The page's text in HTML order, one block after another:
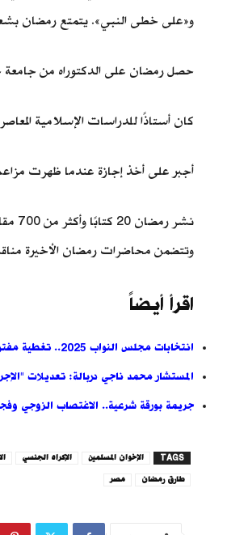
و«على خطى النبي». يتمتع رمضان
حصل رمضان على الدكتوراه من
كان أستاذًا للدراسات الإسلامية المعاصرة في جامعة «أكسفورد»
أجبر على أخذ إجازة عندما ظهرت مزاعم
وتتضمن محاضرات رمضان الأخيرة
اقرأ أيضاً
انتخابات مجلس النواب 2025.. تغطية مفتوحة
المستشار محمد ناجي دربالة: تعديلات
جريمة بورقة شرعية.. الاغتصاب الزوجي
TAGS الإخوان المسلمين الإكراه الجنسي
طارق رمضان مصر